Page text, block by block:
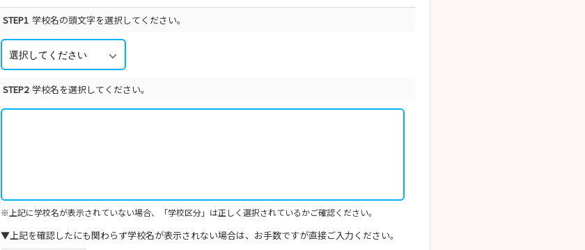
STEP1 学校名の頭文字を選択してください。
STEP2 学校名を選択してください。
※上記に学校名が表示されていない場合、「学校区分」は正しく選択されているかご確認ください。
▼上記を確認したにも関わらず学校名が表示されない場合は、お手数ですが直接ご入力ください。